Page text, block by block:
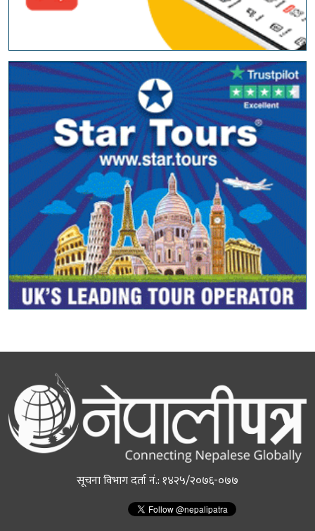
सूचना विभाग दर्ता नं.: १४२५/२०७६-०७७